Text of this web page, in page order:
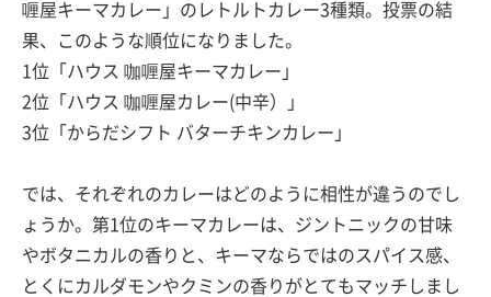
喱屋キーマカレー」のレトルトカレー3種類。投票の結
果、このような順位になりました。
1位「ハウス 咖喱屋キーマカレー」
2位「ハウス 咖喱屋カレー(中辛）」
3位「からだシフト バターチキンカレー」
では、それぞれのカレーはどのように相性が違うのでし
ょうか。第1位のキーマカレーは、ジントニックの甘味
やボタニカルの香りと、キーマならではのスパイス感、
とくにカルダモンやクミンの香りがとてもマッチしまし